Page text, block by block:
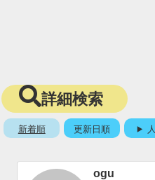
詳細検索
新着順 更新日順
ogu